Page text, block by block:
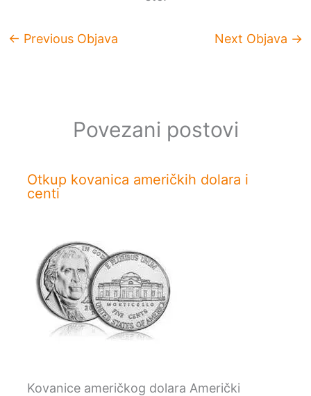
← Previous Objava Next Objava →
Povezani postovi
Otkup kovanica američkih dolara i
centi
Kovanice američkog dolara Američki